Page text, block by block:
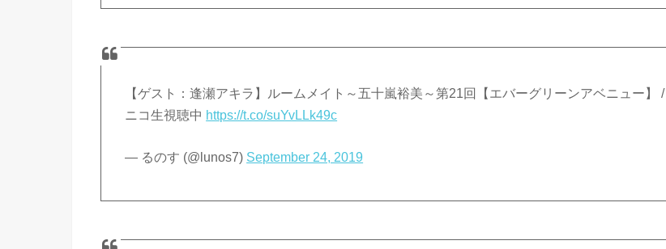
【ゲスト：逢瀬アキラ】ルームメイト～五十嵐裕美～第21回【エバーグリーンアベニュー】 /
ニコ生視聴中 https://t.co/suYvLLk49c
— るのす (@lunos7) September 24, 2019